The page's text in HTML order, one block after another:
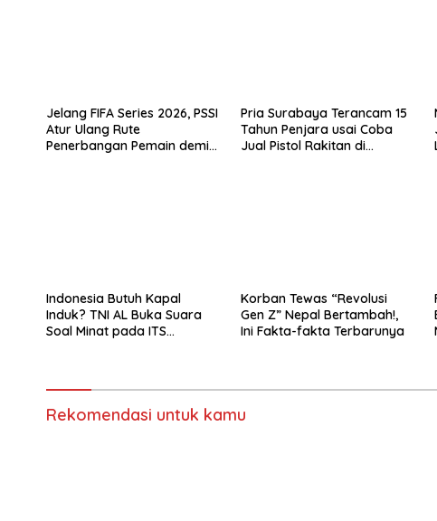
Jelang FIFA Series 2026, PSSI
Atur Ulang Rute
Penerbangan Pemain demi
Pria Surabaya Terancam 15
Tahun Penjara usai Coba
Jual Pistol Rakitan di
Indonesia Butuh Kapal
Induk? TNI AL Buka Suara
Soal Minat pada ITS
Korban Tewas “Revolusi
Gen Z” Nepal Bertambah!,
Ini Fakta-fakta Terbarunya
Rekomendasi untuk kamu